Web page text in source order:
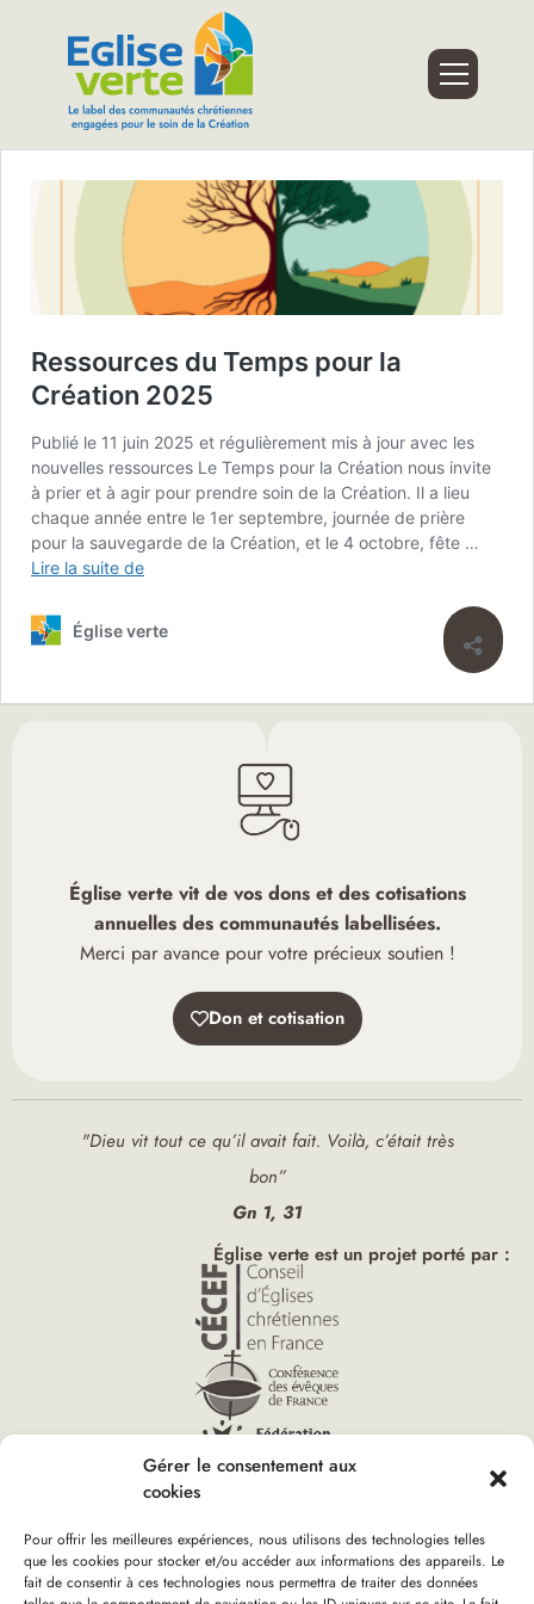
Gérer le consentement aux
cookies
Pour offrir les meilleures expériences, nous utilisons des technologies telles
que les cookies pour stocker et/ou accéder aux informations des appareils. Le
fait de consentir à ces technologies nous permettra de traiter des données
Ressources du Temps pour la
Création 2025
Publié le 11 juin 2025 et régulièrement mis à jour avec les
nouvelles ressources Le Temps pour la Création nous invite
à prier et à agir pour prendre soin de la Création. Il a lieu
chaque année entre le 1er septembre, journée de prière
pour la sauvegarde de la Création, et le 4 octobre, fête …
Lire la suite de
Église verte
Église verte vit de vos dons et des cotisations
annuelles des communautés labellisées.
Merci par avance pour votre précieux soutien !
Don et cotisation
"Dieu vit tout ce qu’il avait fait. Voilà, c’était très
bon”
Gn 1, 31
Église verte est un projet porté par :
Vous êtes ici :